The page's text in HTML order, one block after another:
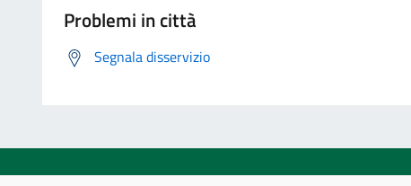
Problemi in città
Segnala disservizio